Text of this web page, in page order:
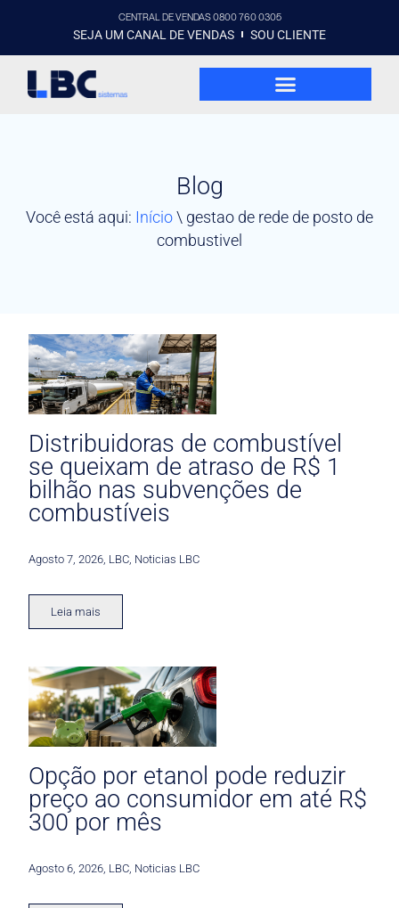
CENTRAL DE VENDAS 0800 760 0305
SEJA UM CANAL DE VENDAS SOU CLIENTE
Blog
Você está aqui: Início\ gestao de rede de posto de
combustivel
Distribuidoras de combustível
se queixam de atraso de R$ 1
bilhão nas subvenções de
combustíveis
Agosto 7, 2026 LBC Noticias LBC
Leia mais
Opção por etanol pode reduzir
preço ao consumidor em até R$
300 por mês
Agosto 6, 2026 LBC Noticias LBC